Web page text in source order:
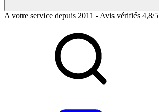
A votre service depuis 2011 - Avis vérifiés 4,8/5